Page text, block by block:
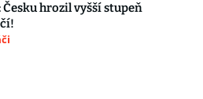
hrozil vyšší stupeň